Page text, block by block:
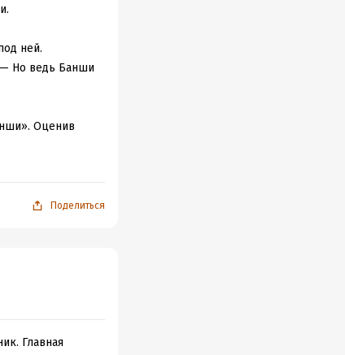
ней.
— Но ведь Банши
Оценив
очень
их
Даже
её было
и,
Поделиться
Главная